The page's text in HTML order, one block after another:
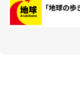
「地球の